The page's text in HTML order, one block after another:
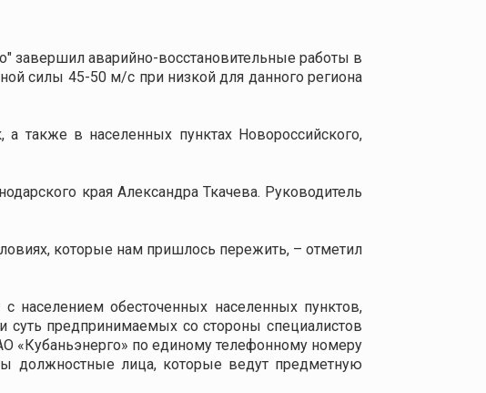
завершил аварийно-восстановительные работы в
силы 45-50 м/с при низкой для данного региона
также в населенных пунктах Новороссийского,
края Александра Ткачева. Руководитель
которые нам пришлось пережить, – отметил
населением обесточенных населенных пунктов,
предпринимаемых со стороны специалистов
«Кубаньэнерго» по единому телефонному номеру
должностные лица, которые ведут предметную